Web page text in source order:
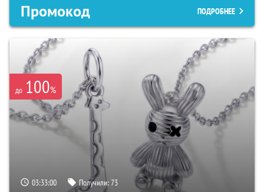
Промокод ПОДРОБНЕЕ
до 100%
03:32:59 Получили:73